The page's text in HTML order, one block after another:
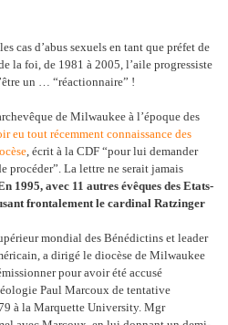
cas d’abus sexuels en tant que préfet de
la foi, de 1981 à 2005, l’aile progressiste
un … “réactionnaire” !
de Milwaukee à l’époque des
eu tout récemment connaissance des
, écrit à la CDF “pour lui demander
procéder”. La lettre ne serait jamais
1995, avec 11 autres évêques des Etats-
frontalement le cardinal Ratzinger
mondial des Bénédictins et leader
a dirigé le diocèse de Milwaukee
pour avoir été accusé
Paul Marcoux de tentative
à la Marquette University. Mgr